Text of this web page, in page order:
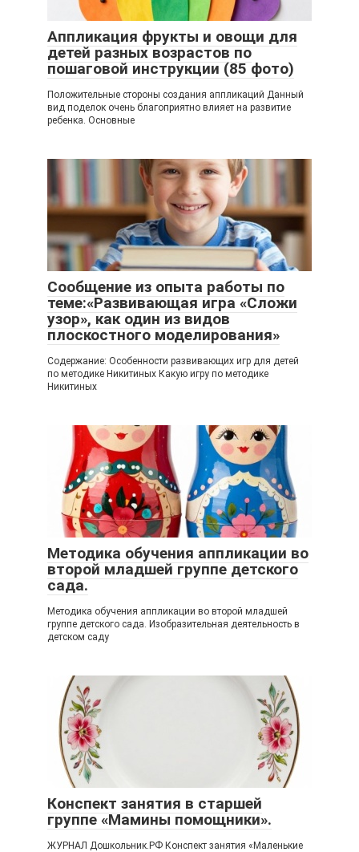
Аппликация фрукты и овощи для
детей разных возрастов по
пошаговой инструкции (85 фото)
Положительные стороны создания аппликаций Данный
вид поделок очень благоприятно влияет на развитие
ребенка. Основные
Сообщение из опыта работы по
теме:«Развивающая игра «Сложи
узор», как один из видов
плоскостного моделирования»
Содержание: Особенности развивающих игр для детей
по методике Никитиных Какую игру по методике
Никитиных
Методика обучения аппликации во
второй младшей группе детского
сада.
Методика обучения аппликации во второй младшей
группе детского сада. Изобразительная деятельность в
детском саду
Конспект занятия в старшей
группе «Мамины помощники».
ЖУРНАЛ Дошкольник.РФ Конспект занятия «Маленькие